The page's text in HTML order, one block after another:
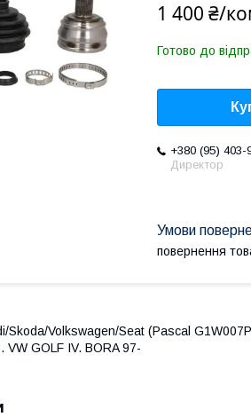
1 400 ₴/
Готово до
+380 (95) 403-
Директор
повернення
Skoda/Volkswagen/Seat (Pascal
VW GOLF IV. BORA 97-